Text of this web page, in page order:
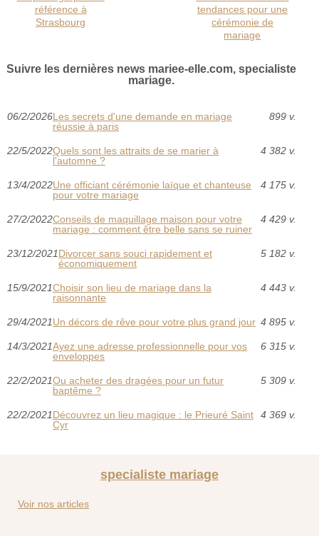
référence à
Strasbourg
tendances pour une
cérémonie de
mariage
Suivre les dernières news mariee-elle.com, specialiste
mariage.
06/2/2026Les secrets d'une demande en mariage
réussie à paris
899 v.
22/5/2022Quels sont les attraits de se marier à
l'automne ?‎
4 382 v.
13/4/2022Une officiant cérémonie laïque et chanteuse
pour votre mariage
4 175 v.
27/2/2022Conseils de maquillage maison pour votre
mariage : comment être belle sans se ruiner
4 429 v.
23/12/2021Divorcer sans souci rapidement et
économiquement
5 182 v.
15/9/2021Choisir son lieu de mariage dans la
raisonnante
4 443 v.
29/4/2021Un décors de rêve pour votre plus grand jour 4 895 v.
14/3/2021Ayez une adresse professionnelle pour vos
enveloppes
6 315 v.
22/2/2021Ou acheter des dragées pour un futur
baptême ?
5 309 v.
22/2/2021Découvrez un lieu magique : le Prieuré Saint
Cyr
4 369 v.
specialiste mariage
Voir nos articles